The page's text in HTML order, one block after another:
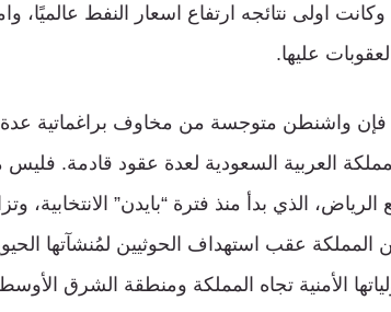
اولى نتائجه ارتفاع اسعار النفط
عليها.
فإن واشنطن متوجسة من مخاوف براغماتية
العربية السعودية لعدة عقود قادمة.
الرياض، الذي بدأ منذ فترة “بايدن”
المملكة عقب استهداف الحوثيين لمُنشآتها
الأمنية تجاه المملكة ومنطقة الشرق